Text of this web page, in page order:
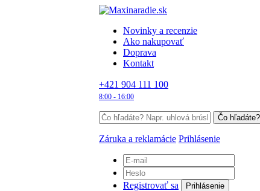
Novinky a recenzie
Ako nakupovať
Doprava
Kontakt
+421 904 111 100
8:00 - 16:00
Záruka a reklamácie Prihlásenie
Registrovať sa Prihlásenie